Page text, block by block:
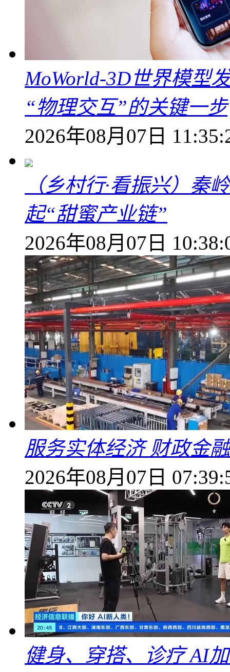
MoWorld-3D世界模型
“物理交互”的关键一步
2026年08月07日
（乡村行·看振兴）秦
起“甜蜜产业链”
2026年08月07日
服务实体经济 财政金
2026年08月07日
健身、穿搭、诊疗 AI